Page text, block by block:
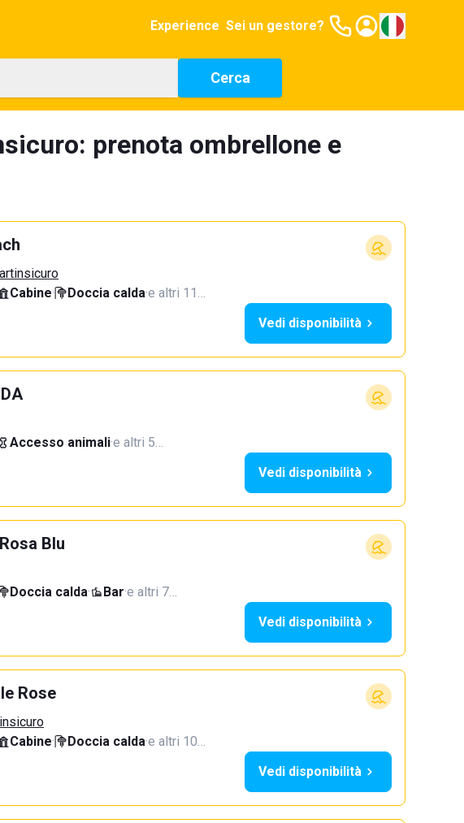
Experience Sei un gestore?
Cerca
prenota ombrellone e
Cabine· Doccia calda·e altri 11…
Vedi disponibilità
Accesso animali·e altri 5…
Vedi disponibilità
Blu
Doccia calda· Bar·e altri 7…
Vedi disponibilità
Rose
Cabine· Doccia calda·e altri 10…
Vedi disponibilità